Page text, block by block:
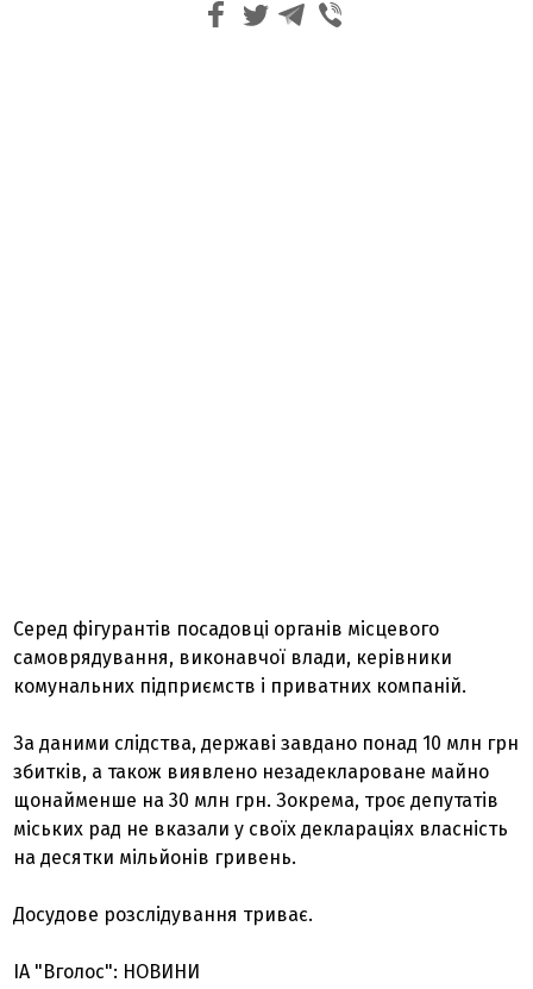
Серед фігурантів посадовці органів місцевого
самоврядування, виконавчої влади, керівники
комунальних підприємств і приватних компаній.
За даними слідства, державі завдано понад 10 млн грн
збитків, а також виявлено незадеклароване майно
щонайменше на 30 млн грн. Зокрема, троє депутатів
міських рад не вказали у своїх деклараціях власність
на десятки мільйонів гривень.
Досудове розслідування триває.
ІА "Вголос": НОВИНИ